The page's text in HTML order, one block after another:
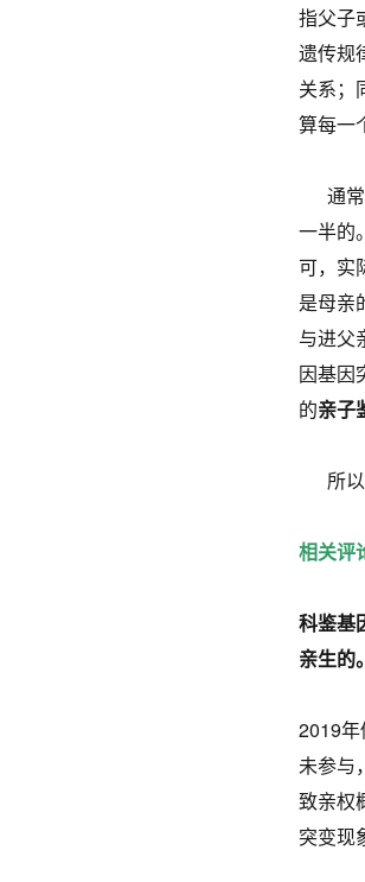
指父子
遗传规
关系；
算每一
通常
一半的
可，实
是母亲
与进父
因基因
的亲子
所以
相关评
科鉴基
亲生的。
2019
未参与
致亲权
突变现